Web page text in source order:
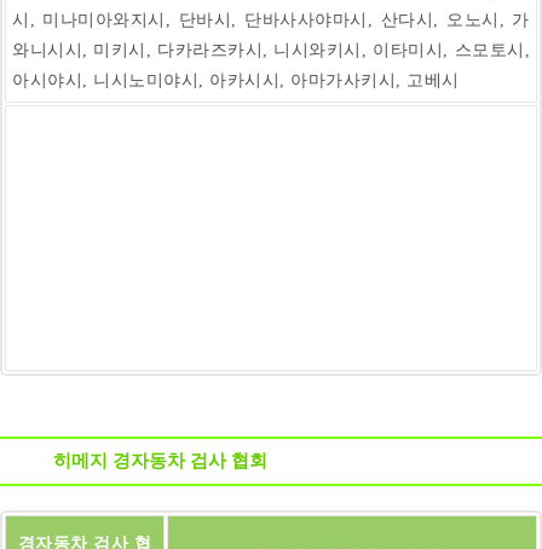
시, 미나미아와지시, 단바시, 단바사사야마시, 산다시, 오노시, 가
와니시시, 미키시, 다카라즈카시, 니시와키시, 이타미시, 스모토시,
아시야시, 니시노미야시, 아카시시, 아마가사키시, 고베시
히메지 경자동차 검사 협회
경자동차 검사 협